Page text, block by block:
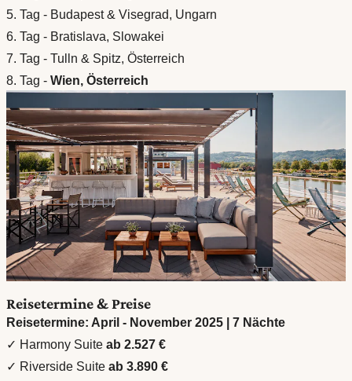
5. Tag - Budapest & Visegrad, Ungarn
6. Tag - Bratislava, Slowakei
7. Tag - Tulln & Spitz, Österreich
8. Tag - Wien, Österreich
Reisetermine & Preise
Reisetermine: April - November 2025 | 7 Nächte
✓ Harmony Suite ab 2.527 €
✓ Riverside Suite ab 3.890 €